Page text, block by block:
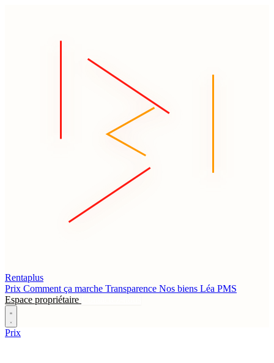
Rentaplus
Prix Comment ça marche Transparence Nos biens Léa PMS
Espace propriétaire
Prix